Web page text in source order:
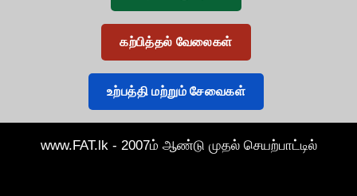
கற்பித்தல் வேலைகள்
உற்பத்தி மற்றும் சேவைகள்
www.FAT.lk - 2007ம் ஆண்டு முதல் செயற்பாட்டில்